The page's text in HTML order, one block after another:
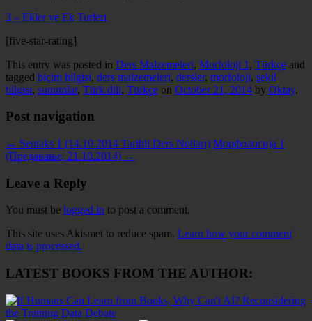
3 – Ekler ve Ek Turleri
[five-star-rating]
This entry was posted in Ders Malzemeleri, Morfoloji 1 , Türkçe and
tagged biçim bilgisi, ders malzemeleri, dersler, morfoloji, şekil
bilgisi, sunumlar, Türk dili, Türkçe on October 21, 2014 by Oktay.
Post navigation
← Sentaks 1 (14.10.2014 Tarihli Ders Notları) Морфологија 1
(Предавање, 21.10.2014) →
Leave a Reply
You must be logged in to post a comment.
This site uses Akismet to reduce spam. Learn how your comment
data is processed.
LATEST BOOKS FROM THE AUTHOR: